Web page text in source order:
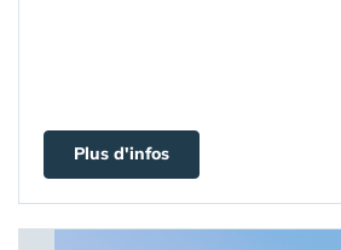
Plus d'infos